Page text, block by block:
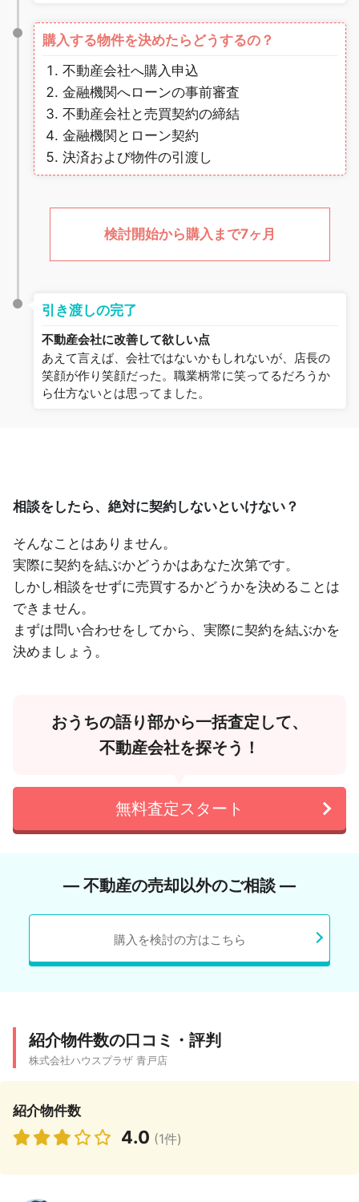
購入する物件を決めたらどうするの？
不動産会社へ購入申込
金融機関へローンの事前審査
不動産会社と売買契約の締結
金融機関とローン契約
決済および物件の引渡し
検討開始から購入まで7ヶ月
引き渡しの完了
不動産会社に改善して欲しい点
あえて言えば、会社ではないかもしれないが、店長の
笑顔が作り笑顔だった。職業柄常に笑ってるだろうか
ら仕方ないとは思ってました。
相談をしたら、絶対に契約しないといけない？
そんなことはありません。
実際に契約を結ぶかどうかはあなた次第です。
しかし相談をせずに売買するかどうかを決めることは
できません。
まずは問い合わせをしてから、実際に契約を結ぶかを
決めましょう。
おうちの語り部から一括査定して、
不動産会社を探そう！
無料査定スタート
― 不動産の売却以外のご相談 ―
購入を検討の方はこちら
紹介物件数の口コミ・評判
株式会社ハウスプラザ 青戸店
紹介物件数
4.0 (1件)